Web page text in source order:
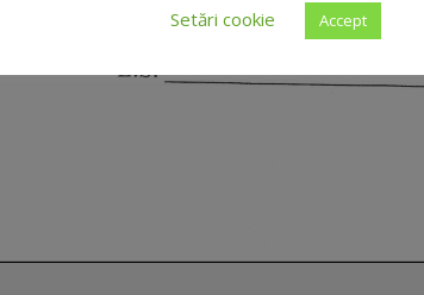
Setări cookie
Accept